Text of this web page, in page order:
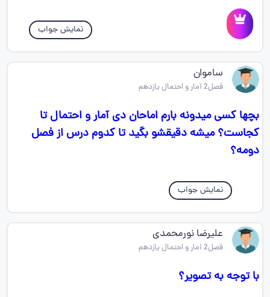
نمایش جواب
ساموان
فصل2 آمار و احتمال یازدهم
بچها کسی میدونه بارم اماحان دی آمار و احتمال تا
کجاست؟ میشه دقیقشو بگید تا کدوم درس از فصل
دومه؟
نمایش جواب
علیرضا نورمحمدی
فصل2 آمار و احتمال یازدهم
با توجه به تصویر؟